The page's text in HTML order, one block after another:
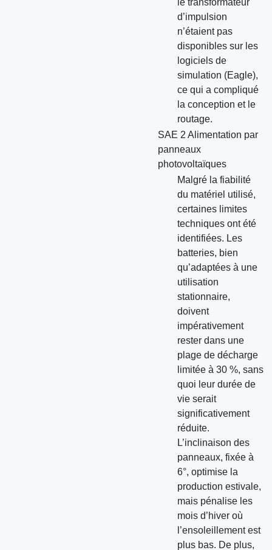
le transformateur
d’impulsion
n’étaient pas
disponibles sur les
logiciels de
simulation (Eagle),
ce qui a compliqué
la conception et le
routage.
SAE 2 Alimentation par
panneaux
photovoltaïques
Malgré la fiabilité
du matériel utilisé,
certaines limites
techniques ont été
identifiées. Les
batteries, bien
qu’adaptées à une
utilisation
stationnaire,
doivent
impérativement
rester dans une
plage de décharge
limitée à 30 %, sans
quoi leur durée de
vie serait
significativement
réduite.
L’inclinaison des
panneaux, fixée à
6°, optimise la
production estivale,
mais pénalise les
mois d’hiver où
l’ensoleillement est
plus bas. De plus,